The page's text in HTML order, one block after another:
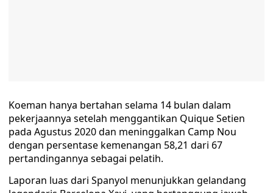
Koeman hanya bertahan selama 14 bulan dalam
pekerjaannya setelah menggantikan Quique Setien
pada Agustus 2020 dan meninggalkan Camp Nou
dengan persentase kemenangan 58,21 dari 67
pertandingannya sebagai pelatih.
Laporan luas dari Spanyol menunjukkan gelandang